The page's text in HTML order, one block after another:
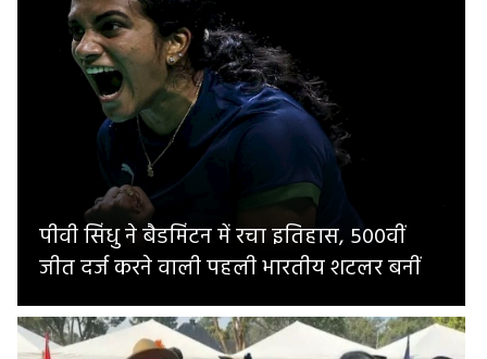
पीवी सिंधु ने बैडमिंटन में रचा इतिहास, 500वीं
जीत दर्ज करने वाली पहली भारतीय शटलर बनीं